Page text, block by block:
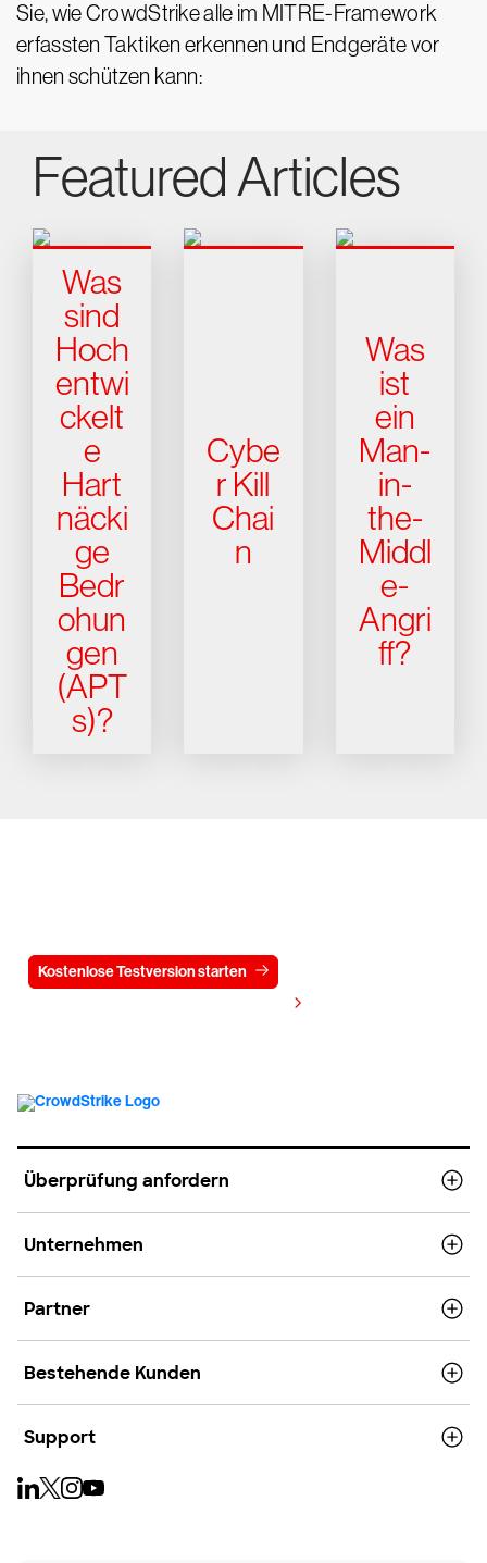
Sie, wie CrowdStrike alle im MITRE-Framework
erfassten Taktiken erkennen und Endgeräte vor
ihnen schützen kann:
Featured Articles
Was
sind
Hoch
entwi
ckelt
e
Hart
näcki
ge
Bedr
ohun
gen
(APT
s)?
Cybe
r Kill
Chai
n
Was
ist
ein
Man-
in-
the-
Middl
e-
Angri
ff?
Kostenlose Testversion starten
Überprüfung anfordern
Unternehmen
Partner
Bestehende Kunden
Support